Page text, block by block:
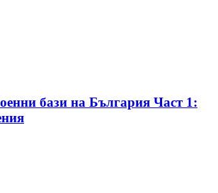
бази на България Част 1: